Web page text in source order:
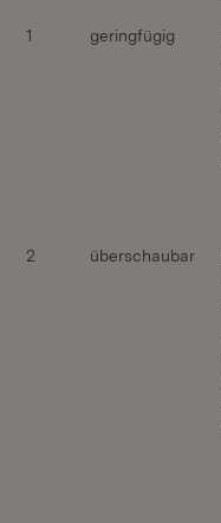
1 geringfügig
2 überschaubar